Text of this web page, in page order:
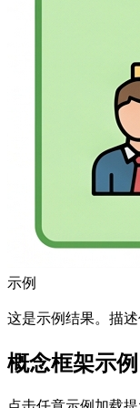
示例
这是示例结果。描述
概念框架示例